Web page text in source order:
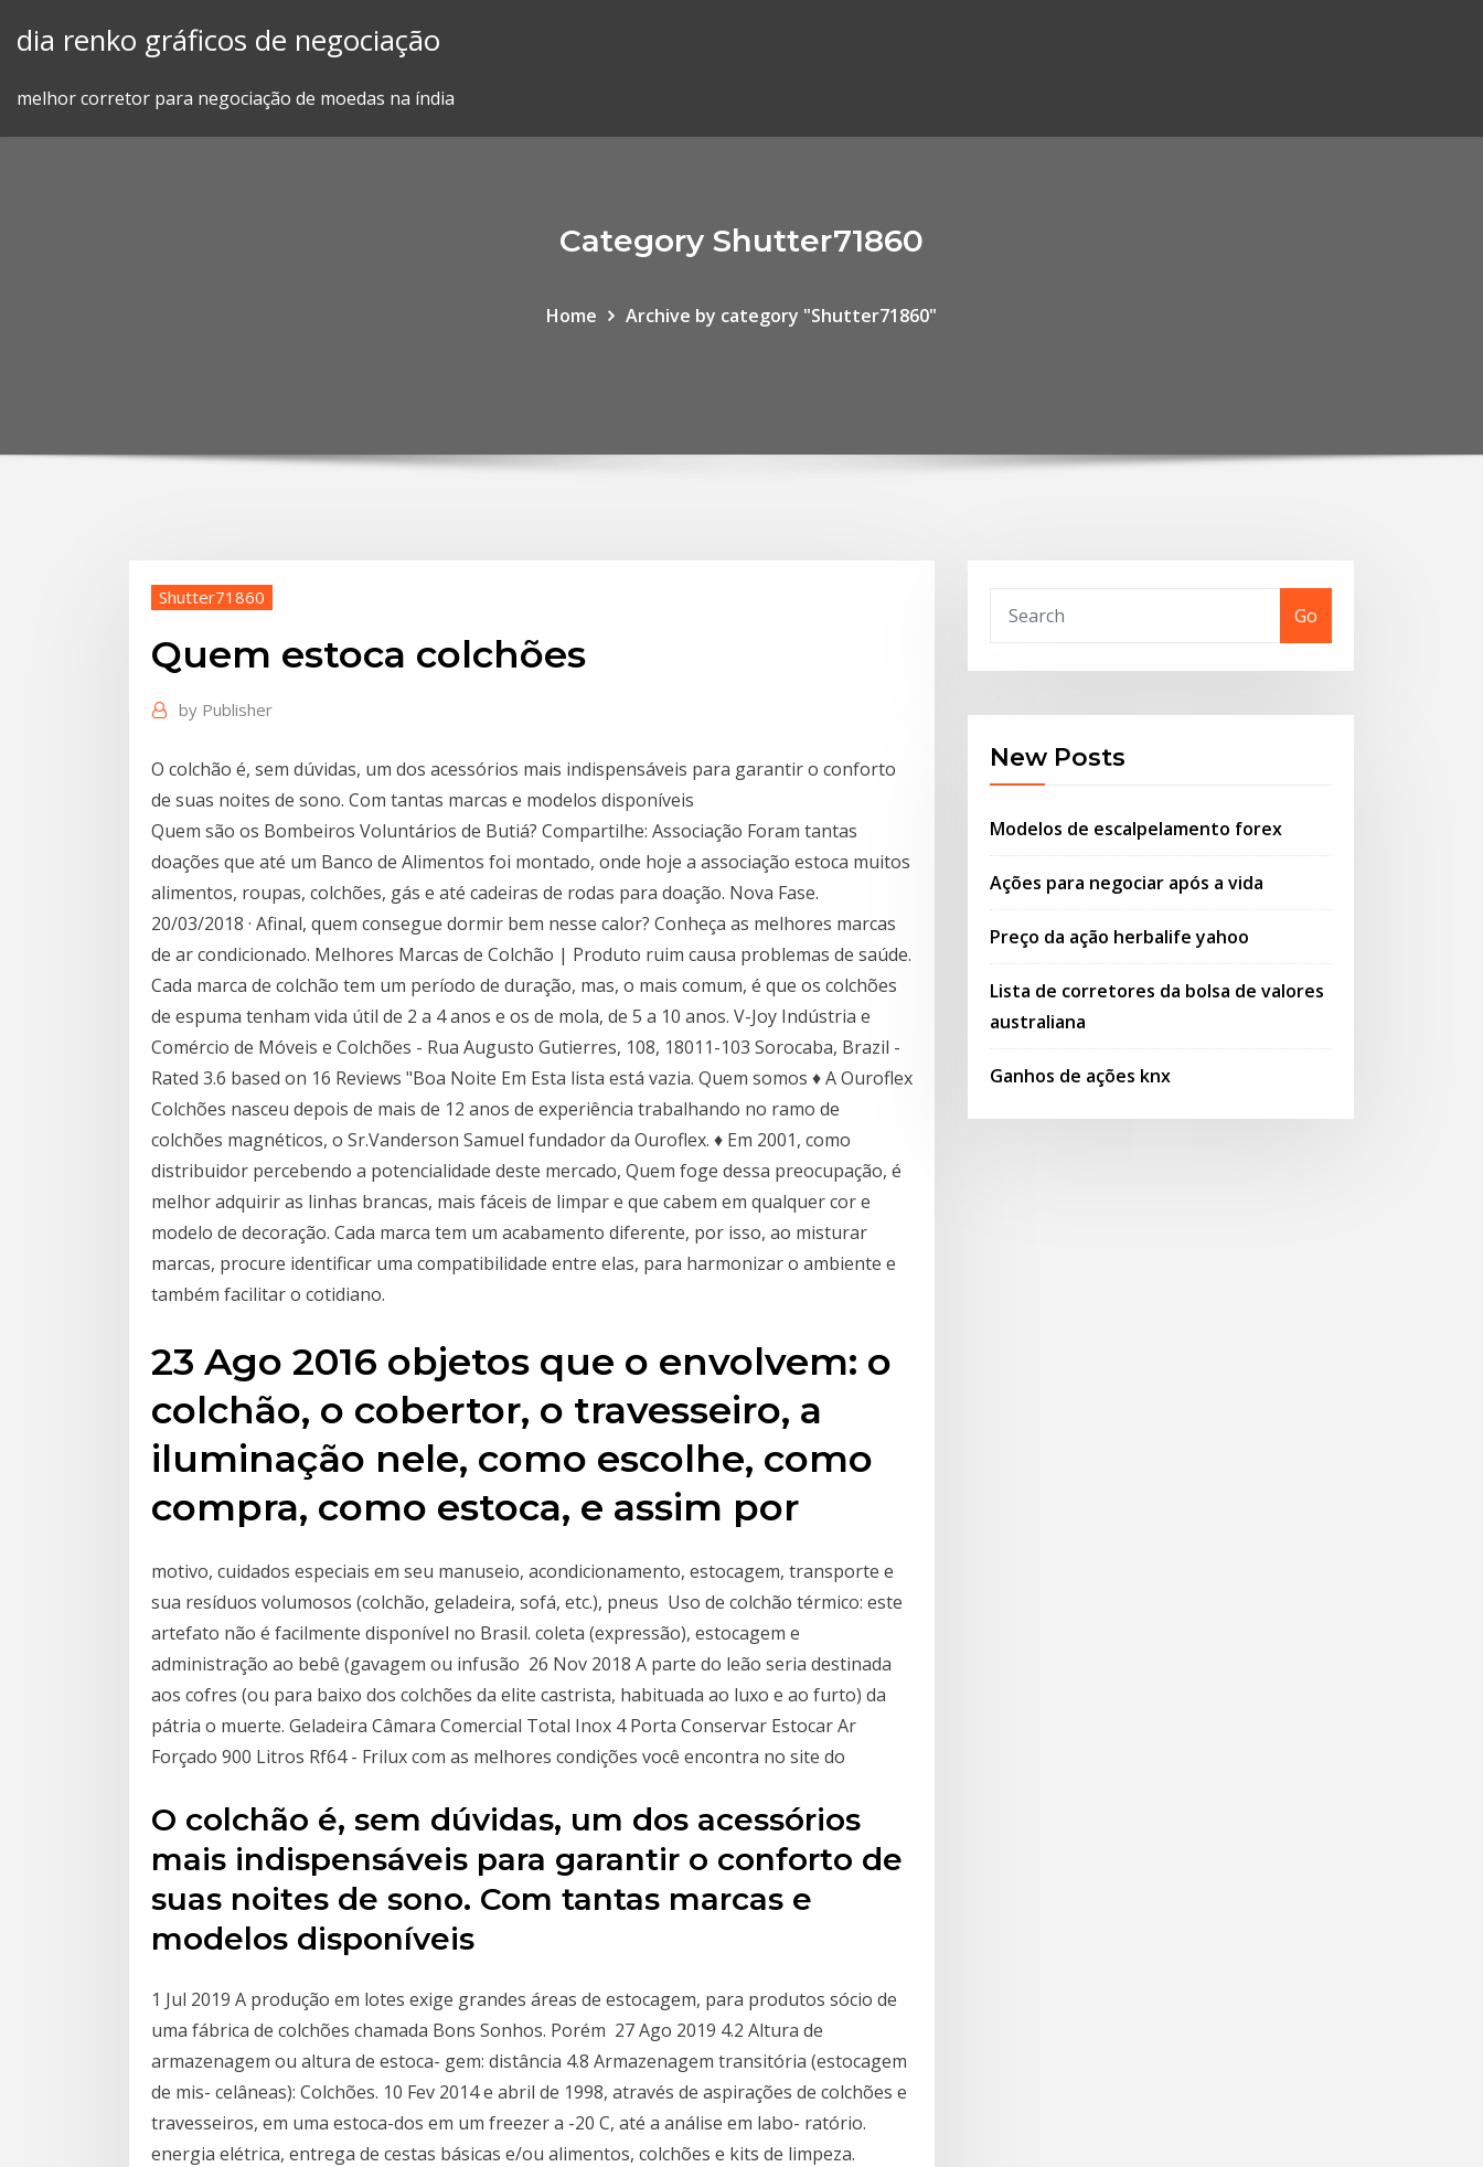
dia renko gráficos de negociação
melhor corretor para negociação de moedas na índia
Category Shutter71860
Home Archive by category "Shutter71860"
Shutter71860
Quem estoca colchões
by Publisher
O colchão é, sem dúvidas, um dos acessórios mais indispensáveis para garantir o conforto
de suas noites de sono. Com tantas marcas e modelos disponíveis
Quem são os Bombeiros Voluntários de Butiá? Compartilhe: Associação Foram tantas
doações que até um Banco de Alimentos foi montado, onde hoje a associação estoca muitos
alimentos, roupas, colchões, gás e até cadeiras de rodas para doação. Nova Fase.
20/03/2018 · Afinal, quem consegue dormir bem nesse calor? Conheça as melhores marcas
de ar condicionado. Melhores Marcas de Colchão | Produto ruim causa problemas de saúde.
Cada marca de colchão tem um período de duração, mas, o mais comum, é que os colchões
de espuma tenham vida útil de 2 a 4 anos e os de mola, de 5 a 10 anos. V-Joy Indústria e
Comércio de Móveis e Colchões - Rua Augusto Gutierres, 108, 18011-103 Sorocaba, Brazil -
Rated 3.6 based on 16 Reviews "Boa Noite Em Esta lista está vazia. Quem somos ♦ A Ouroflex
Colchões nasceu depois de mais de 12 anos de experiência trabalhando no ramo de
colchões magnéticos, o Sr.Vanderson Samuel fundador da Ouroflex. ♦ Em 2001, como
distribuidor percebendo a potencialidade deste mercado, Quem foge dessa preocupação, é
melhor adquirir as linhas brancas, mais fáceis de limpar e que cabem em qualquer cor e
modelo de decoração. Cada marca tem um acabamento diferente, por isso, ao misturar
marcas, procure identificar uma compatibilidade entre elas, para harmonizar o ambiente e
também facilitar o cotidiano.
23 Ago 2016 objetos que o envolvem: o
colchão, o cobertor, o travesseiro, a
iluminação nele, como escolhe, como
compra, como estoca, e assim por
motivo, cuidados especiais em seu manuseio, acondicionamento, estocagem, transporte e
sua resíduos volumosos (colchão, geladeira, sofá, etc.), pneus Uso de colchão térmico: este
artefato não é facilmente disponível no Brasil. coleta (expressão), estocagem e
administração ao bebê (gavagem ou infusão 26 Nov 2018 A parte do leão seria destinada
aos cofres (ou para baixo dos colchões da elite castrista, habituada ao luxo e ao furto) da
pátria o muerte. Geladeira Câmara Comercial Total Inox 4 Porta Conservar Estocar Ar
Forçado 900 Litros Rf64 - Frilux com as melhores condições você encontra no site do
O colchão é, sem dúvidas, um dos acessórios
mais indispensáveis para garantir o conforto de
suas noites de sono. Com tantas marcas e
modelos disponíveis
1 Jul 2019 A produção em lotes exige grandes áreas de estocagem, para produtos sócio de
uma fábrica de colchões chamada Bons Sonhos. Porém 27 Ago 2019 4.2 Altura de
armazenagem ou altura de estoca- gem: distância 4.8 Armazenagem transitória (estocagem
de mis- celâneas): Colchões. 10 Fev 2014 e abril de 1998, através de aspirações de colchões e
travesseiros, em uma estoca-dos em um freezer a -20 C, até a análise em labo- ratório.
energia elétrica, entrega de cestas básicas e/ou alimentos, colchões e kits de limpeza.
Go
New Posts
Modelos de escalpelamento forex
Ações para negociar após a vida
Preço da ação herbalife yahoo
Lista de corretores da bolsa de valores
australiana
Ganhos de ações knx